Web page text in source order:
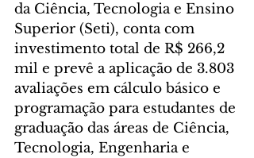
da Ciência, Tecnologia e Ensino
Superior (Seti), conta com
investimento total de R$ 266,2
mil e prevê a aplicação de 3.803
avaliações em cálculo básico e
programação para estudantes de
graduação das áreas de Ciência,
Tecnologia, Engenharia e